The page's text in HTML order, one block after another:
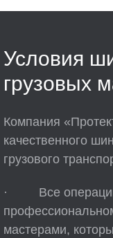
Условия
грузовых
Компания
качественного
грузового
· Все операции
мастерами,